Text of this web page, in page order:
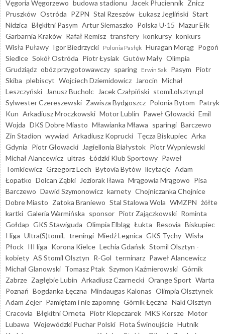
Vęgoria Węgorzewo budowa stadionu Jacek Płuciennik Znicz
Pruszków Ostróda PZPN Stal Rzeszów Łukasz Jegliński Start
Nidzica Błękitni Pasym Artur Siemaszko Polska U-15 Mazur Ełk
Garbarnia Kraków Rafał Remisz transfery konkursy konkurs
Wisła Puławy Igor Biedrzycki Polonia Pasłęk Huragan Morąg Pogoń
Siedlce Sokół Ostróda Piotr Łysiak Gutów Mały Olimpia
Grudziądz obóz przygotowawczy sparing Erwin Sak Pasym Piotr
Skiba plebiscyt Wojciech Dziemidowicz Jarocin Michał
Leszczyński
Janusz Bucholc Jacek Czałpiński stomil.olsztyn.pl
Sylwester Czereszewski Zawisza Bydgoszcz Polonia Bytom Patryk
Kun Arkadiusz Mroczkowski Motor Lublin Paweł Głowacki Emil
Wojda DKS Dobre Miasto Mławianka Mława sparingi Barczewo
Zin Stadion wywiad Arkadiusz Koprucki Tęcza Biskupiec Arka
Gdynia Piotr Głowacki Jagiellonia Białystok Piotr Wypniewski
Michał Alancewicz ultras Łódzki Klub Sportowy Paweł
Tomkiewicz Grzegorz Lech Bytovia Bytów licytacje Adam
Łopatko Dolcan Ząbki Jeziorak Iława Mrągowia Mrągowo Pisa
Barczewo Dawid Szymonowicz karnety Chojniczanka Chojnice
Dobre Miasto Zatoka Braniewo Stal Stalowa Wola WMZPN żółte
kartki Galeria Warmińska sponsor Piotr Zajączkowski Rominta
Gołdap GKS Stawiguda Olimpia Elbląg Łukta Resovia Biskupiec
I liga Ultra(S)tomiL treningi Miedź Legnica GKS Tychy Wisła
Płock III liga Korona Kielce Lechia Gdańsk Stomil Olsztyn -
kobiety AS Stomil Olsztyn R-Gol terminarz Paweł Alancewicz
Michał Glanowski Tomasz Ptak Szymon Kaźmierowski Górnik
Zabrze Zagłębie Lubin Arkadiusz Czarnecki Orange Sport Warta
Poznań Bogdanka Łęczna Mindaugas Kalonas Olimpia Olsztynek
Adam Zejer Pamiętam i nie zapomnę Górnik Łęczna Naki Olsztyn
Cracovia Błękitni Orneta Piotr Klepczarek MKS Korsze Motor
Lubawa Wojewódzki Puchar Polski Flota Świnoujście Hutnik